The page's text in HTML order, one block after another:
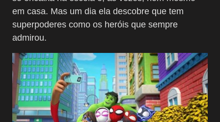
em casa. Mas um dia ela descobre que tem
superpoderes como os heróis que sempre
admirou.